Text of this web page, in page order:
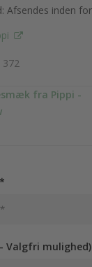
Afsendes inden
372
fra Pippi -
Valgfri mulighed)